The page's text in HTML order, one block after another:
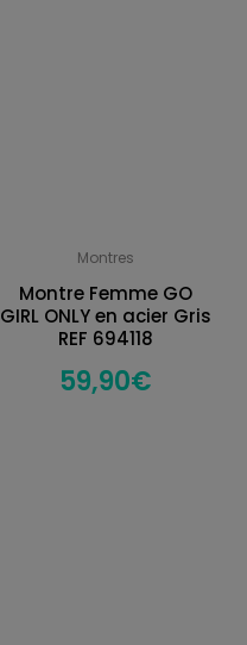
Montres
Montre Femme GO
GIRL ONLY en acier Gris
REF 694118
59,90€